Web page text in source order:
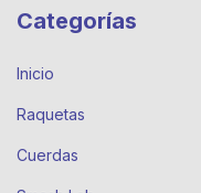
Categorías
Inicio
Raquetas
Cuerdas